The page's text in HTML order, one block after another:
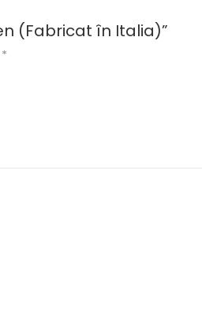
(Fabricat în Italia)”
*